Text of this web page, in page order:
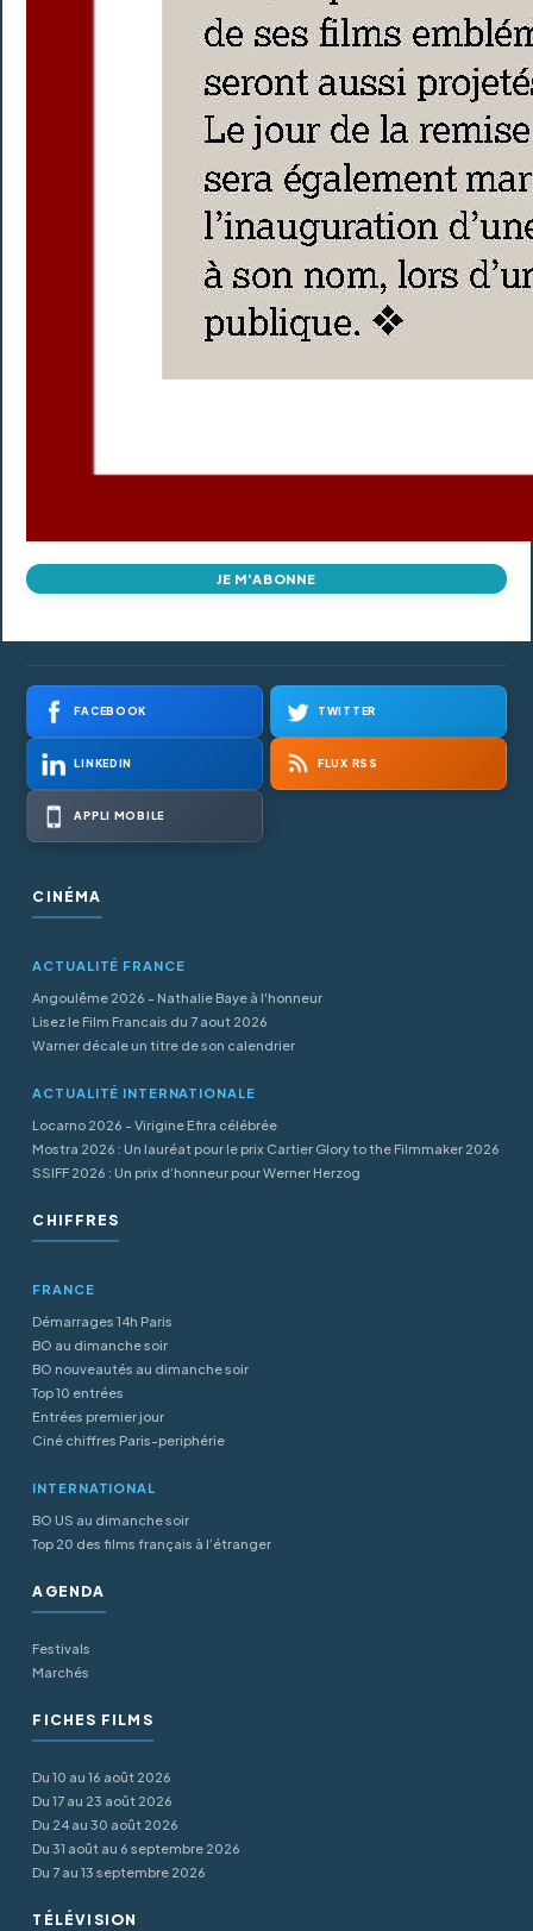
JE M'ABONNE
FACEBOOK TWITTER
LINKEDIN FLUX RSS
APPLI MOBILE
CINÉMA
ACTUALITÉ FRANCE
Angoulême 2026 - Nathalie Baye à l'honneur
Lisez le Film Francais du 7 aout 2026
Warner décale un titre de son calendrier
ACTUALITÉ INTERNATIONALE
Locarno 2026 - Virigine Efira célébrée
Mostra 2026 : Un lauréat pour le prix Cartier Glory to the Filmmaker 2026
SSIFF 2026 : Un prix d’honneur pour Werner Herzog
CHIFFRES
FRANCE
Démarrages 14h Paris
BO au dimanche soir
BO nouveautés au dimanche soir
Top 10 entrées
Entrées premier jour
Ciné chiffres Paris-periphérie
INTERNATIONAL
BO US au dimanche soir
Top 20 des films français à l’étranger
AGENDA
Festivals
Marchés
FICHES FILMS
Du 10 au 16 août 2026
Du 17 au 23 août 2026
Du 24 au 30 août 2026
Du 31 août au 6 septembre 2026
Du 7 au 13 septembre 2026
TÉLÉVISION